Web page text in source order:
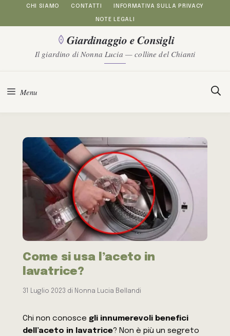
al
contenuto
CHI SIAMO CONTATTI INFORMATIVA SULLA PRIVACY
NOTE LEGALI
Giardinaggio e Consigli
Il giardino di Nonna Lucia — colline del Chianti
Menu
Come si usa l’aceto in
lavatrice?
31 Luglio 2023 di Nonna Lucia Bellandi
Chi non conosce gli innumerevoli benefici
dell’aceto in lavatrice? Non è più un segreto